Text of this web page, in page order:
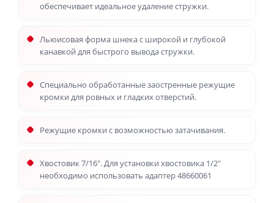
обеспечивает идеальное удаление стружки.
Льюисовая форма шнека с широкой и глубокой
канавкой для быстрого вывода стружки.
Специально обработанные заостренные режущие
кромки для ровных и гладких отверстий.
Режущие кромки с возможностью затачивания.
Хвостовик 7/16". Для установки хвостовика 1/2"
необходимо использовать адаптер 48660061